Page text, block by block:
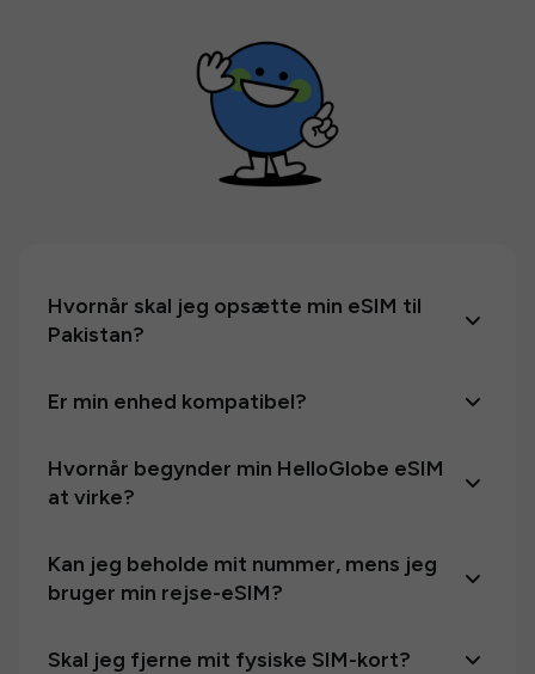
Hvornår skal jeg opsætte min eSIM til
Pakistan?
Er min enhed kompatibel?
Hvornår begynder min HelloGlobe eSIM
at virke?
Kan jeg beholde mit nummer, mens jeg
bruger min rejse-eSIM?
Skal jeg fjerne mit fysiske SIM-kort?